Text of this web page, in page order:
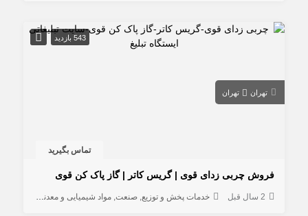
543 بازدید
تهران تهران
تماس بگیرید
فروش چربی زدای قوی | گریس کاتر | گاز پاک کن قوی
2 سال قبل خدمات پخش و توزیع صنعت مواد شیمیایی و معدنی